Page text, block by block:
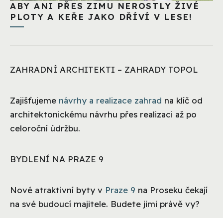
ABY ANI PŘES ZIMU NEROSTLY ŽIVÉ
PLOTY A KEŘE JAKO DŘÍVÍ V LESE!
ZAHRADNÍ ARCHITEKTI – ZAHRADY TOPOL
Zajišťujeme návrhy a realizace zahrad na klíč od
architektonickému návrhu přes realizaci až po
celoroční údržbu.
BYDLENÍ NA PRAZE 9
Nové atraktivní byty v Praze 9 na Proseku čekají
na své budoucí majitele. Budete jimi právě vy?